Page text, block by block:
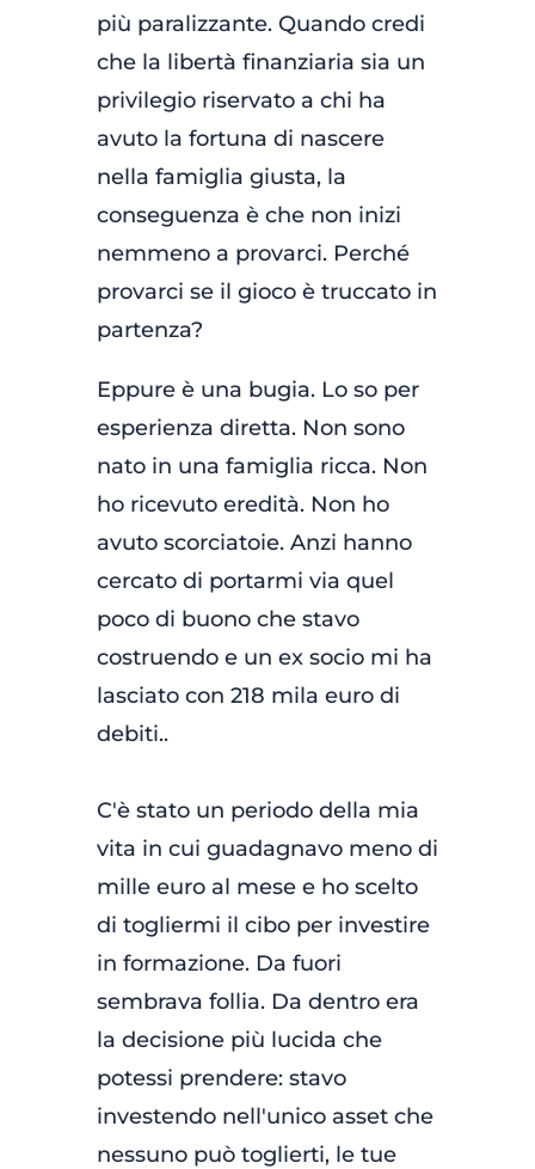
più paralizzante. Quando credi
che la libertà finanziaria sia un
privilegio riservato a chi ha
avuto la fortuna di nascere
nella famiglia giusta, la
conseguenza è che non inizi
nemmeno a provarci. Perché
provarci se il gioco è truccato in
partenza?
Eppure è una bugia. Lo so per
esperienza diretta. Non sono
nato in una famiglia ricca. Non
ho ricevuto eredità. Non ho
avuto scorciatoie. Anzi hanno
cercato di portarmi via quel
poco di buono che stavo
costruendo e un ex socio mi ha
lasciato con 218 mila euro di
debiti..
C'è stato un periodo della mia
vita in cui guadagnavo meno di
mille euro al mese e ho scelto
di togliermi il cibo per investire
in formazione. Da fuori
sembrava follia. Da dentro era
la decisione più lucida che
potessi prendere: stavo
investendo nell'unico asset che
nessuno può toglierti, le tue